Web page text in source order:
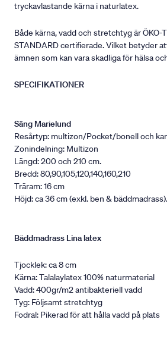
tryckavlastande kärna i naturlatex.
Både kärna, vadd och stretchtyg är ÖKO-
STANDARD certifierade. Vilket betyder
ämnen som kan vara skadliga för hälsa
SPECIFIKATIONER
Säng Marielund
Resårtyp: multizon/Pocket/bonell och
Zonindelning: Multizon
Längd: 200 och 210 cm.
Bredd: 80,90,105,120,140,160,210
Träram: 16 cm
Höjd: ca 36 cm (exkl. ben & bäddmadrass).
Bäddmadrass Lina latex
Tjocklek: ca 8 cm
Kärna: Talalaylatex 100% naturmaterial
Vadd: 400gr/m2 antibakteriell vadd
Tyg: Följsamt stretchtyg
Fodral: Pikerad för att hålla vadd på plats